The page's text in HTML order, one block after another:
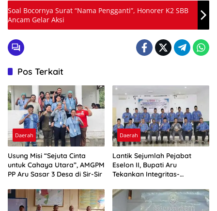
Soal Bocornya Surat “Nama Pengganti”, Honorer K2 SBB
Ancam Gelar Aksi
Pos Terkait
Daerah
Usung Misi “Sejuta Cinta
untuk Cahaya Utara”, AMGPM
PP Aru Sasar 3 Desa di Sir-Sir
Daerah
Lantik Sejumlah Pejabat
Eselon II, Bupati Aru
Tekankan Integritas-